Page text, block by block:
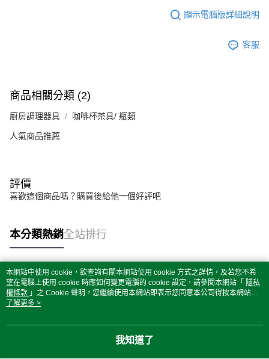
顯示電腦版詳細說明
客服
商品相關分類 (2)
廚房調理器具 咖啡杯茶具/ 瓶類
人氣商品推薦
評價
喜歡這個商品嗎？購買後給他一個好評吧
本分類熱銷全站排行
熱門標籤
本網站中使用 cookie，欲查詢有關本網站使用 cookie 方式之詳情，及若您不希
望在電腦上使用 cookie 時應如何變更電腦的 cookie 設定，請參閱本網站「 隱私
權條款 」之 Cookie 聲明。您繼續使用本網站即表示您同意本公司得按本網站使
用條款之 Cookie 聲明使用 cookie。
了解更多 >
我知道了